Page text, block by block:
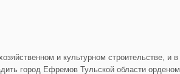
и культурном строительстве, и в
город Ефремов Тульской области орденом